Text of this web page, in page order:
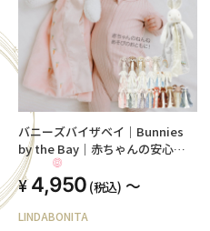
バニーズバイザベイ｜Bunnies
by the Bay｜赤ちゃんの安心毛
布（普通サイズ）｜赤ちゃんへの
初めてのプレゼントに。出産祝
い、ファーストトイ、男の子にも
女の子にも喜ばれるおしゃれなギ
4,950 (税込) ～
LINDABONITA